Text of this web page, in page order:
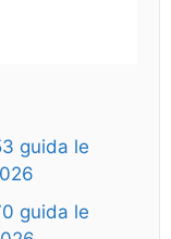
guida le
guida le